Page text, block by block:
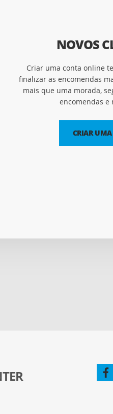
NOVOS
Criar uma conta online
finalizar as encomendas
mais que uma morada,
encomendas e
CRIAR